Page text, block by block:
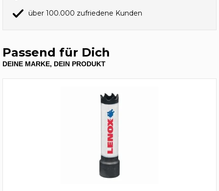
über 100.000 zufriedene Kunden
Passend für Dich
DEINE MARKE, DEIN PRODUKT